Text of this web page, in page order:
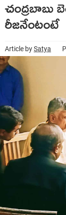
రీజ‌నేంటంటే
Article bySatya